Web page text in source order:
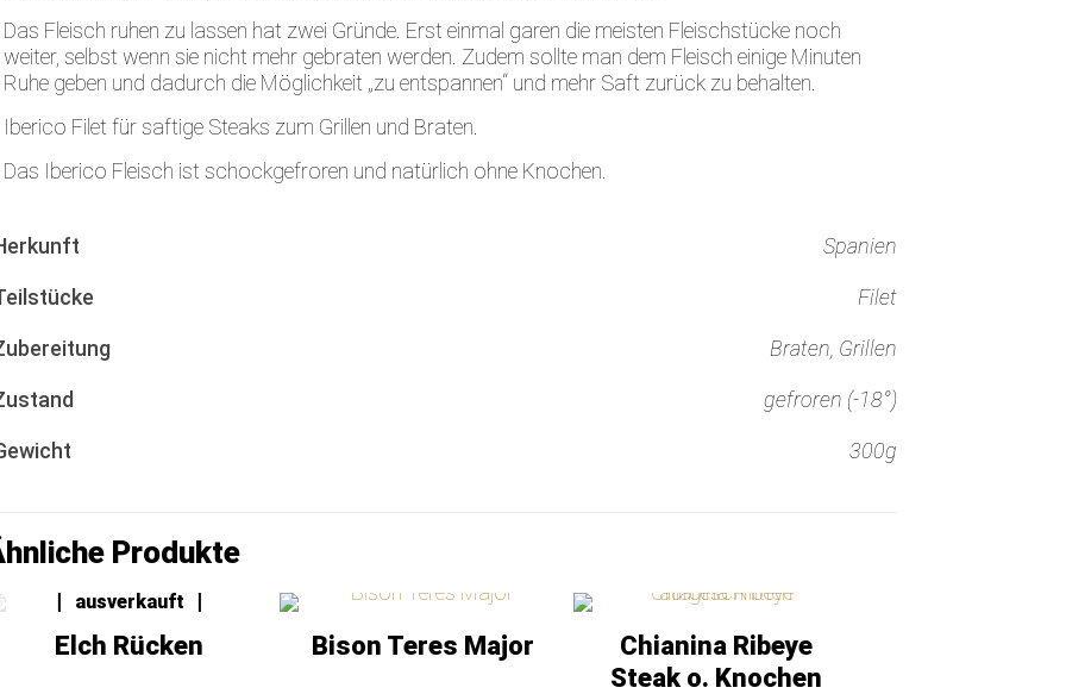
Das Fleisch ruhen zu lassen hat zwei Gründe. Erst einmal garen die meisten Fleischstücke noch
weiter, selbst wenn sie nicht mehr gebraten werden. Zudem sollte man dem Fleisch einige Minuten
Ruhe geben und dadurch die Möglichkeit „zu entspannen“ und mehr Saft zurück zu behalten.
Iberico Filet für saftige Steaks zum Grillen und Braten.
Das Iberico Fleisch ist schockgefroren und natürlich ohne Knochen.
Spanien
Filet
Braten, Grillen
gefroren (-18°)
300g
Produkte
ausverkauft
Elch Rücken Bison Teres Major
Chianina Ribeye
Steak o. Knochen